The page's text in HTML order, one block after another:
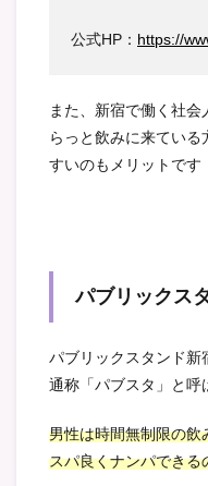
公式HP： https://
また、新宿で働く社
らっと飲みに来てい
すいのもメリットです
パブリックス
パブリックスタンド新
通称「パブスタ」と呼
男性は時間無制限の
スパ良くナンパできる